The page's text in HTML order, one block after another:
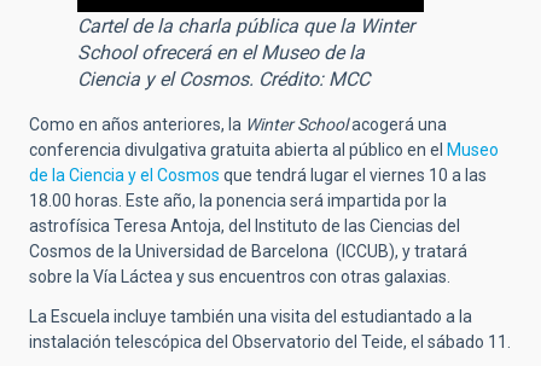
Cartel de la charla pública que la Winter
School ofrecerá en el Museo de la
Ciencia y el Cosmos. Crédito: MCC
Como en años anteriores, la Winter Schoolacogerá una
conferencia divulgativa gratuita abierta al público en el Museo
de la Ciencia y el Cosmos que tendrá lugar el viernes 10 a las
18.00 horas. Este año, la ponencia será impartida por la
astrofísica Teresa Antoja, del Instituto de las Ciencias del
Cosmos de la Universidad de Barcelona (ICCUB), y tratará
sobre la Vía Láctea y sus encuentros con otras galaxias.
La Escuela incluye también una visita del estudiantado a la
instalación telescópica del Observatorio del Teide, el sábado 11.